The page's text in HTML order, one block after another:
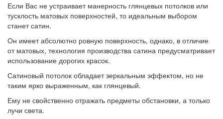
Если Вас не устраивает манерность глянцевых потолков или
тусклость матовых поверхностей, то идеальным выбором
станет сатин.
Он имеет абсолютно ровную поверхность, однако, в отличие
от матовых, технология производства сатина предусматривает
использование дорогих красок.
Сатиновый потолок обладает зеркальным эффектом, но не
таким ярко выраженным, как глянцевый.
Ему не свойственно отражать предметы обстановки, а только
лучи света.